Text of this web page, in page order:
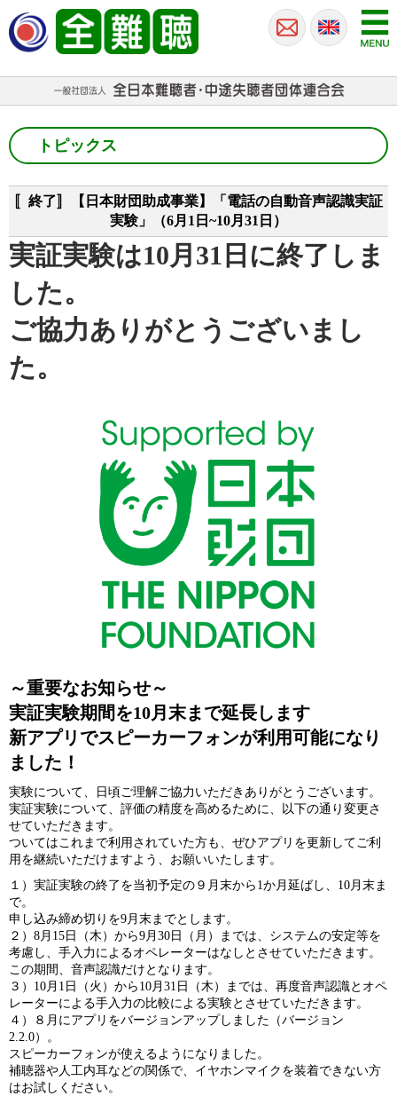
トピックス
〚終了〛【日本財団助成事業】「電話の自動音声認識実証
実験」（6月1日~10月31日）
実証実験は10月31日に終了しま
した。
ご協力ありがとうございまし
た。
～重要なお知らせ～
実証実験期間を10月末まで延長します
新アプリでスピーカーフォンが利用可能になり
ました！
実験について、日頃ご理解ご協力いただきありがとうございます。
実証実験について、評価の精度を高めるために、以下の通り変更さ
せていただきます。
ついてはこれまで利用されていた方も、ぜひアプリを更新してご利
用を継続いただけますよう、お願いいたします。
１）実証実験の終了を当初予定の９月末から1か月延ばし、10月末ま
で。
申し込み締め切りを9月末までとします。
２）8月15日（木）から9月30日（月）までは、システムの安定等を
考慮し、手入力によるオペレーターはなしとさせていただきます。
この期間、音声認識だけとなります。
３）10月1日（火）から10月31日（木）までは、再度音声認識とオペ
レーターによる手入力の比較による実験とさせていただきます。
４）８月にアプリをバージョンアップしました（バージョン
2.2.0）。
スピーカーフォンが使えるようになりました。
補聴器や人工内耳などの関係で、イヤホンマイクを装着できない方
はお試しください。